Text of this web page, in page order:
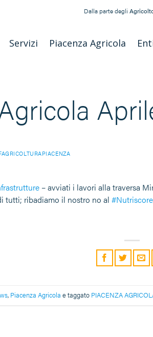
Dalla parte degli
Servizi Piacenza Agricola
– avviati i lavori alla traversa
tutti; ribadiamo il nostro no al #Nutriscore
, Piacenza Agricola e taggato PIACENZA